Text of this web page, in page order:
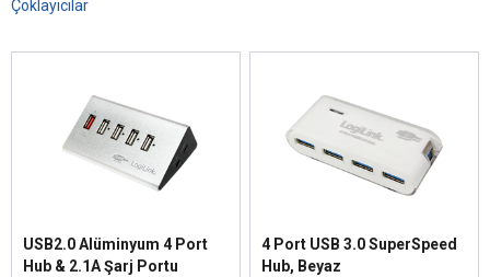
Çoklayıcılar
USB2.0 Alüminyum 4 Port
Hub & 2.1A Şarj Portu
4 Port USB 3.0 SuperSpeed
Hub, Beyaz